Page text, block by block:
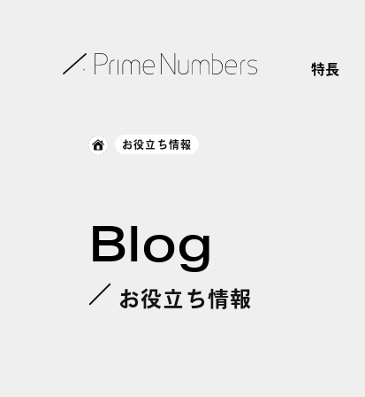
特長
お役立ち情報
Blog
お役立ち情報